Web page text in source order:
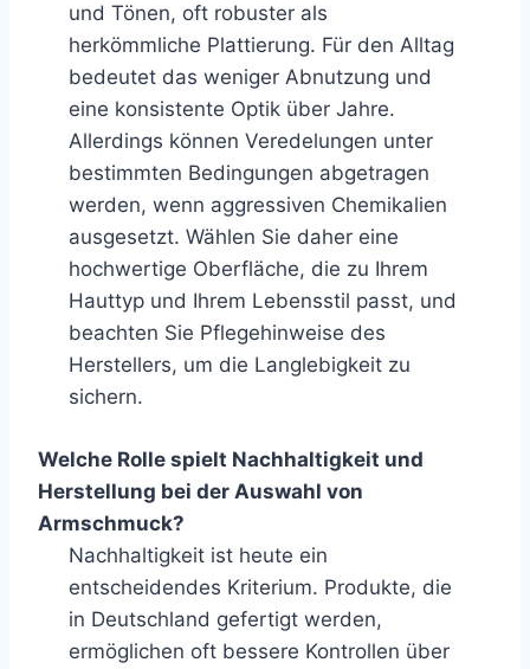
und Tönen, oft robuster als
herkömmliche Plattierung. Für den Alltag
bedeutet das weniger Abnutzung und
eine konsistente Optik über Jahre.
Allerdings können Veredelungen unter
bestimmten Bedingungen abgetragen
werden, wenn aggressiven Chemikalien
ausgesetzt. Wählen Sie daher eine
hochwertige Oberfläche, die zu Ihrem
Hauttyp und Ihrem Lebensstil passt, und
beachten Sie Pflegehinweise des
Herstellers, um die Langlebigkeit zu
sichern.
Welche Rolle spielt Nachhaltigkeit und
Herstellung bei der Auswahl von
Armschmuck?
Nachhaltigkeit ist heute ein
entscheidendes Kriterium. Produkte, die
in Deutschland gefertigt werden,
ermöglichen oft bessere Kontrollen über